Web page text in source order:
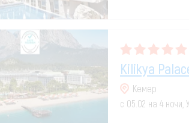
Kilikya
Кемер
с 05.02 на 4 ночи,